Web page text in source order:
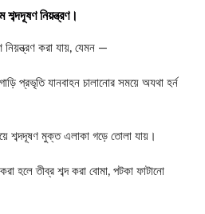
নিয়ন্ত্রণ।
নিয়ন্ত্রণ করা যায়, যেমন —
প্রভৃতি যানবাহন চালানোর সময়ে অযথা হর্ন
শব্দদূষণ মুক্ত এলাকা গড়ে তোলা যায়।
হলে তীব্র শব্দ করা বোমা, পটকা ফাটানো